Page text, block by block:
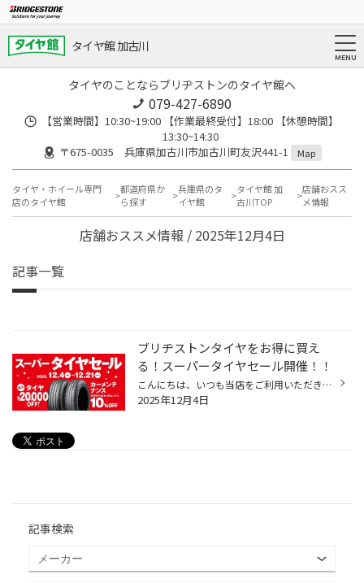
タイヤ館 加古川
タイヤのことならブリヂストンのタイヤ館へ
079-427-6890
【営業時間】10:30~19:00 【作業最終受付】18:00 【休憩時間】
13:30~14:30
〒675-0035 兵庫県加古川市加古川町友沢441-1
Map
タイヤ・ホイール専門
店のタイヤ館
都道府県か
ら探す
兵庫県のタ
イヤ館
タイヤ館 加
古川TOP
店舗おスス
メ情報
店舗おススメ情報 / 2025年12月4日
記事一覧
ブリヂストンタイヤをお得に買え
る！スーパータイヤセール開催！！
こんにちは、いつも当店をご利用いただきましてありがとうございます。 コクピット・タイヤ館では、ブリヂストンタイヤをお得に買える！ スーパータイヤセールを開催いたします！ ブリヂストンのタイヤを4本ご購入で最大20,000OFF！ タイヤをお得にご購入頂けるチャンスです！ 夏タイヤの交換やスタ...
2025年12月4日
記事検索